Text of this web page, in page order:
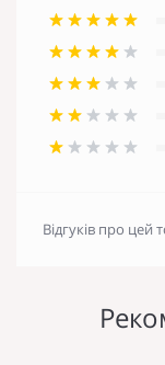
Відгуків про цей